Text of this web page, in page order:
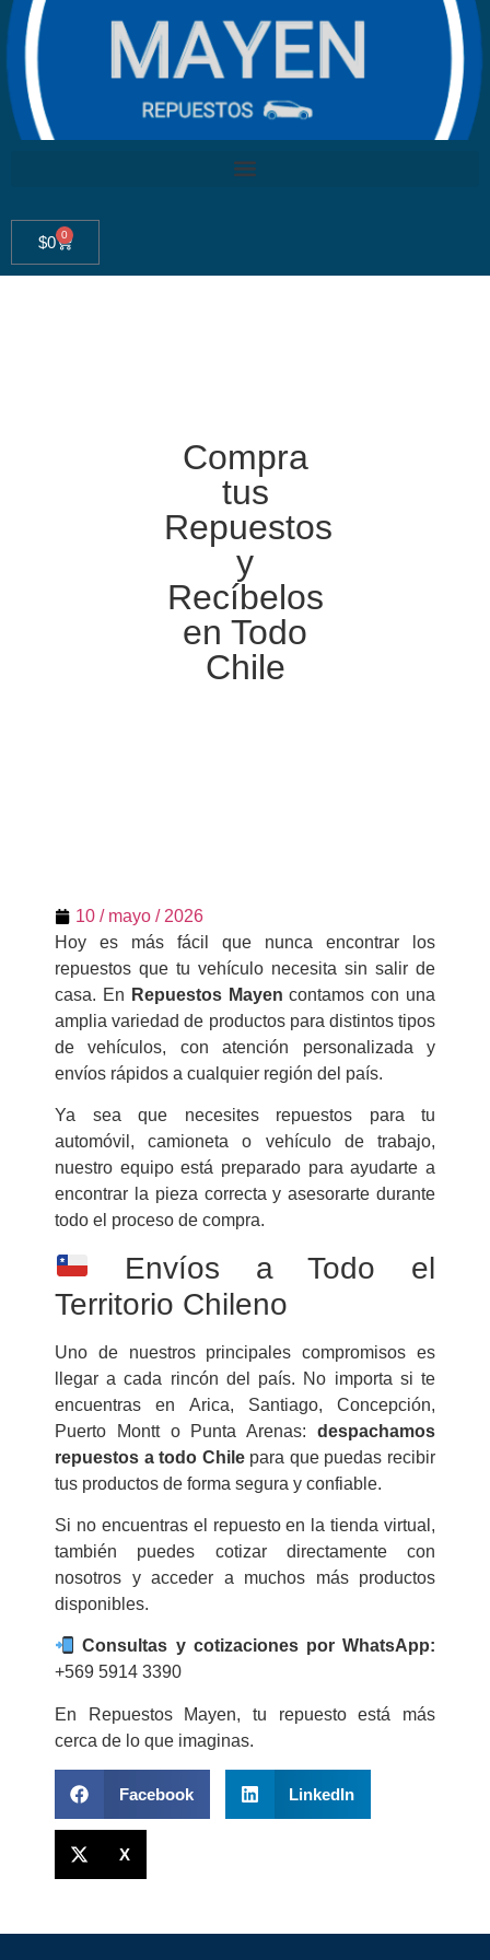
$0 0
Compra
tus
Repuestos
y
Recíbelos
en Todo
Chile
10 / mayo / 2026
Hoy es más fácil que nunca encontrar los
repuestos que tu vehículo necesita sin salir de
casa. En Repuestos Mayen contamos con una
amplia variedad de productos para distintos tipos
de vehículos, con atención personalizada y
envíos rápidos a cualquier región del país.
Ya sea que necesites repuestos para tu
automóvil, camioneta o vehículo de trabajo,
nuestro equipo está preparado para ayudarte a
encontrar la pieza correcta y asesorarte durante
todo el proceso de compra.
Envíos a Todo el
Territorio Chileno
Uno de nuestros principales compromisos es
llegar a cada rincón del país. No importa si te
encuentras en Arica, Santiago, Concepción,
Puerto Montt o Punta Arenas: despachamos
repuestos a todo Chilepara que puedas recibir
tus productos de forma segura y confiable.
Si no encuentras el repuesto en la tienda virtual,
también puedes cotizar directamente con
nosotros y acceder a muchos más productos
disponibles.
Consultas y cotizaciones por WhatsApp:
+569 5914 3390
En Repuestos Mayen, tu repuesto está más
cerca de lo que imaginas.
Facebook LinkedIn
X